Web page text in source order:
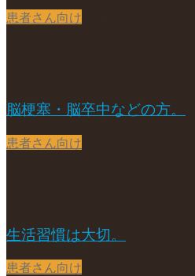
患者さん向け
脳梗塞・脳卒中などの方。
患者さん向け
生活習慣は大切。
患者さん向け